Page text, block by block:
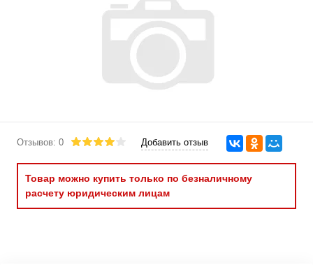
Отзывов: 0 Добавить отзыв
Товар можно купить только по безналичному
расчету юридическим лицам